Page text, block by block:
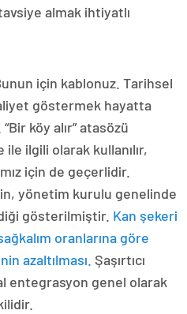
almak ihtiyatlı
için kablonuz. Tarihsel
göstermek hayatta
“Bir köy alır” atasözü
ilgili olarak kullanılır,
için de geçerlidir.
yönetim kurulu genelinde
gösterilmiştir. Kan şekeri
oranlarına göre
azaltılması. Şaşırtıcı
entegrasyon genel olarak